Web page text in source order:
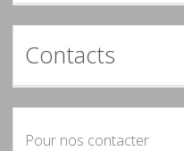
Contacts
Pour nos contacter